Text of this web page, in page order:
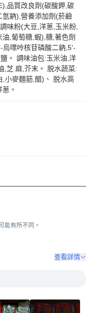
品質改良劑(碳酸鉀,碳
鈉),營養添加劑(菸鹼
味粉(大豆,洋蔥,玉米粉,
,葡萄糖,蝦),糖,著色劑
嘌呤核苷磷酸二鈉,5'-
。 調味油包:玉米油,洋
,芝 麻,芥末。 脱水蔬菜:
,小麥麵筋,醋)、 脱水高
。
能有所不同。
查看詳情